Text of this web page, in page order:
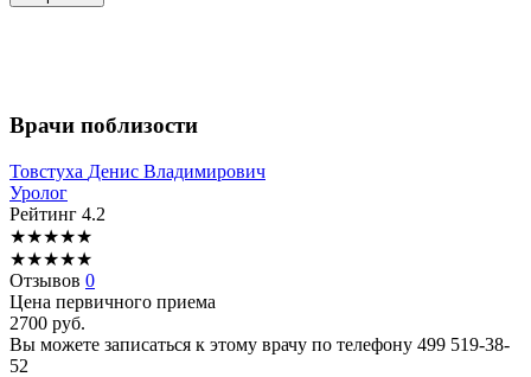
Врачи поблизости
Товстуха Денис Владимирович
Уролог
Рейтинг 4.2
★★★★★
★★★★★
Отзывов 0
Цена первичного приема
2700 руб.
Вы можете записаться к этому врачу по телефону 499 519-38-
52